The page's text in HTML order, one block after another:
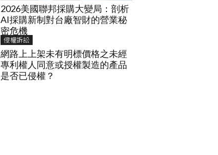
2026美國聯邦採購大變局：剖析
AI採購新制對台廠智財的營業秘
密危機
侵權訴訟
網路上上架未有明標價格之未經
專利權人同意或授權製造的產品
是否已侵權？